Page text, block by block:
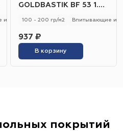
и не впитывающие Универсальный
GOLDBASTIK BF 53 1.2
100 - 200 гр/м2 Впитывающие и
937 ₽
В корзину
покрытий